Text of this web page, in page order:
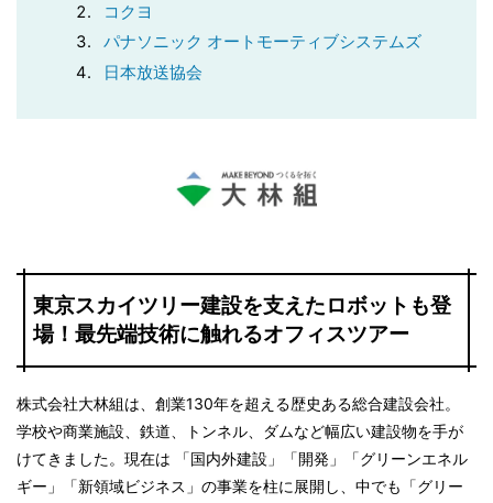
コクヨ
パナソニック オートモーティブシステムズ
日本放送協会
東京スカイツリー建設を支えたロボットも登
場！最先端技術に触れるオフィスツアー
株式会社大林組は、創業130年を超える歴史ある総合建設会社。
学校や商業施設、鉄道、トンネル、ダムなど幅広い建設物を手が
けてきました。現在は 「国内外建設」「開発」「グリーンエネル
ギー」「新領域ビジネス」の事業を柱に展開し、中でも「グリー